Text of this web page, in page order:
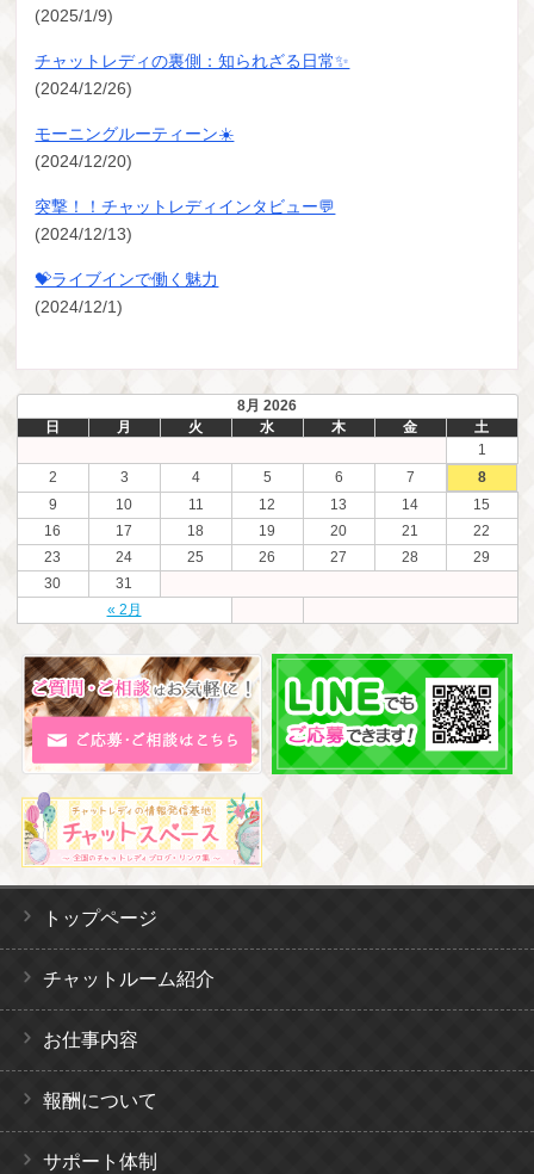
(2025/1/9)
チャットレディの裏側：知られざる日常✨
(2024/12/26)
モーニングルーティーン☀️
(2024/12/20)
突撃！！チャットレディインタビュー💬
(2024/12/13)
💝ライブインで働く魅力
(2024/12/1)
8月 2026
日
月 火 水 木 金 土
« 2月
1
2
3 4 5 6 7
8
9
10 11 12 13 14
15
16
17 18 19 20 21
22
23
24 25 26 27 28
29
30
31
トップページ
チャットルーム紹介
お仕事内容
報酬について
サポート体制